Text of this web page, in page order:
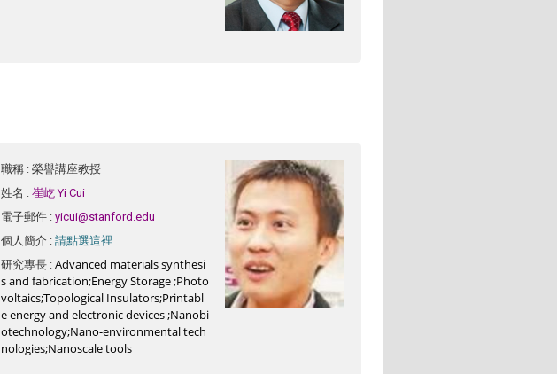
職稱 : 榮譽講座教授
姓名 :崔屹 Yi Cui
電子郵件 :yicui@stanford.edu
個人簡介 :請點選這裡
研究專長 :Advanced materials synthesi
s and fabrication;Energy Storage ;Photo
voltaics;Topological Insulators;Printabl
e energy and electronic devices ;Nanobi
otechnology;Nano-environmental tech
nologies;Nanoscale tools